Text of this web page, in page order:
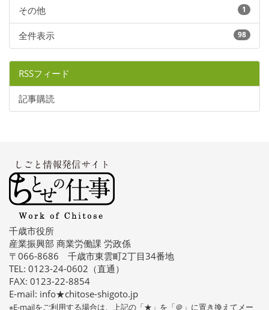
その他 1
全件表示 98
RSSフィード
記事購読
千歳市役所
産業振興部 商業労働課 労政係
〒066-8686 千歳市東雲町2丁目34番地
TEL: 0123-24-0602（直通）
FAX: 0123-22-8854
E-mail: info★chitose-shigoto.jp
※E-mailをご利用する場合は、上記の「★」を「＠」に置き換えてメー